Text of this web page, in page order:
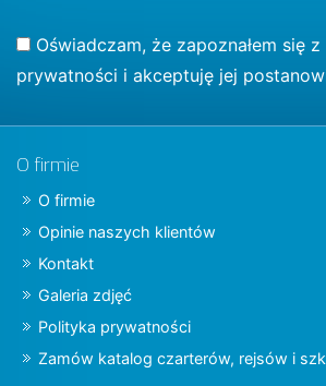
Oświadczam, że zapoznałem się z
prywatności i akceptuję jej
O firmie
O firmie
Opinie naszych klientów
Kontakt
Galeria zdjęć
Polityka prywatności
Zamów katalog czarterów, rejsów i